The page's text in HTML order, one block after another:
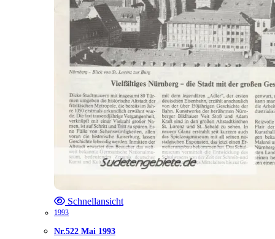
Schnellansicht
1993
Nr.522 Mai 1993